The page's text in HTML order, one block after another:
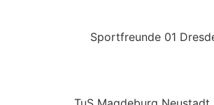
Sportfreunde 01